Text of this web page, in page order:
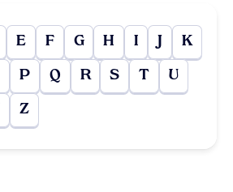
E F G H I J K
P Q R S T U
Z